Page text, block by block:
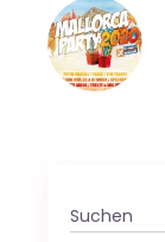
Search
for: